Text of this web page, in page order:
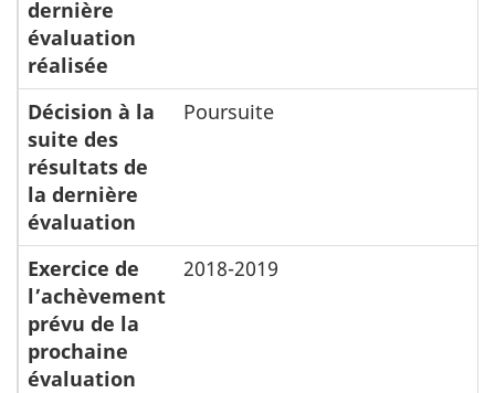
dernière
évaluation
réalisée
Décision à la
suite des
résultats de
la dernière
évaluation
Poursuite
Exercice de
l’achèvement
prévu de la
prochaine
évaluation
2018-2019